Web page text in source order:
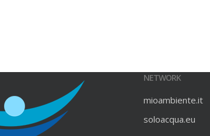
NETWORK
mioambiente.it
soloacqua.eu